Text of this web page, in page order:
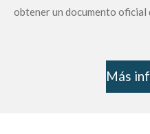
obtener un documento oficial
Más